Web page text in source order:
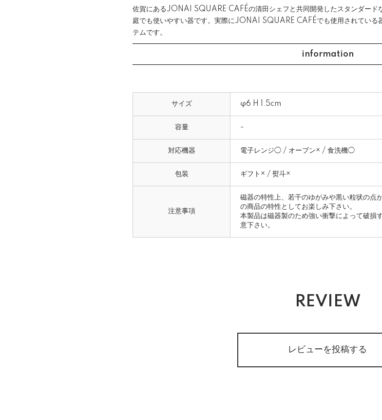
佐賀にあるJONAI SQUARE CAFÉの清田シェフと共同開発したスタンダード
庭でも使いやすい器です。実際にJONAI SQUARE CAFÉでも使用されている
テムです。
information
サイズ φ6 H 1.5cm
容量 -
対応機器 電子レンジ◯ / オーブン× / 食洗機◯
包装 ギフト× / 熨斗×
注意事項
磁器の特性上、若干のゆがみや黒い粒状の点
の商品の特性としてお楽しみ下さい。
本製品は磁器製のため強い衝撃によって破損
意下さい。
REVIEW
レビューを投稿する